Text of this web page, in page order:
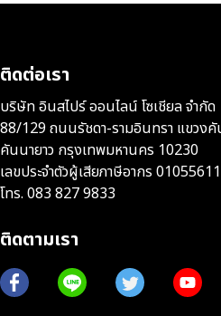
ติดต่อเรา
บริษัท อินสไปร์ ออนไลน์ โซเชียล จำกัด
88/129 ถนนรัชดา-รามอินทรา แขวงคั
คันนายาว กรุงเทพมหานคร 10230
เลขประจำตัวผู้เสียภาษีอากร
โทร. 083 827 9833
ติดตามเรา